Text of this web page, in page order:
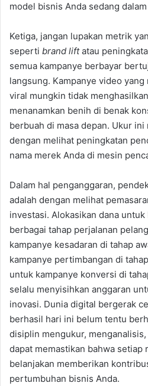
model bisnis Anda sedang
Ketiga, jangan lupakan metrik
seperti brand liftatau
semua kampanye berbayar
langsung. Kampanye video
viral mungkin tidak
menanamkan benih di benak
berbuah di masa depan. Ukur
dengan melihat peningkatan
nama merek Anda di mesin
Dalam hal penganggaran,
adalah dengan melihat
investasi. Alokasikan dana
berbagai tahap perjalanan
kampanye kesadaran di tahap
kampanye pertimbangan di
untuk kampanye konversi di
selalu menyisihkan anggaran
inovasi. Dunia digital bergerak
berhasil hari ini belum tentu
disiplin mengukur,
dapat memastikan bahwa setiap
belanjakan memberikan
pertumbuhan bisnis Anda.